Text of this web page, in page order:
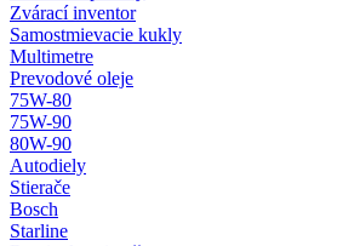
Zvárací inventor
Samostmievacie kukly
Multimetre
Prevodové oleje
75W-80
75W-90
80W-90
Autodiely
Stierače
Bosch
Starline